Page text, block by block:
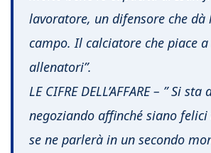
lavoratore, un difensore che dà
campo. Il calciatore che piace
allenatori”.
LE CIFRE DELL’AFFARE – ” Si
negoziando affinché siano
se ne parlerà in un secondo